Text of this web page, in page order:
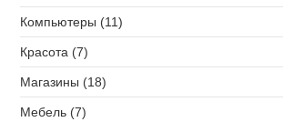
Компьютеры (11)
Красота (7)
Магазины (18)
Мебель (7)